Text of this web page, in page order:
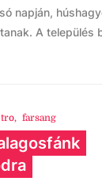
napján,
A település
, farsang